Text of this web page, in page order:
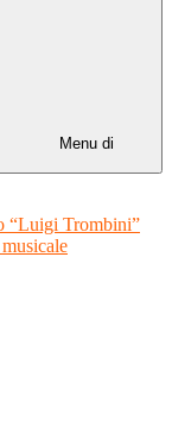
Menu di
“Luigi Trombini”